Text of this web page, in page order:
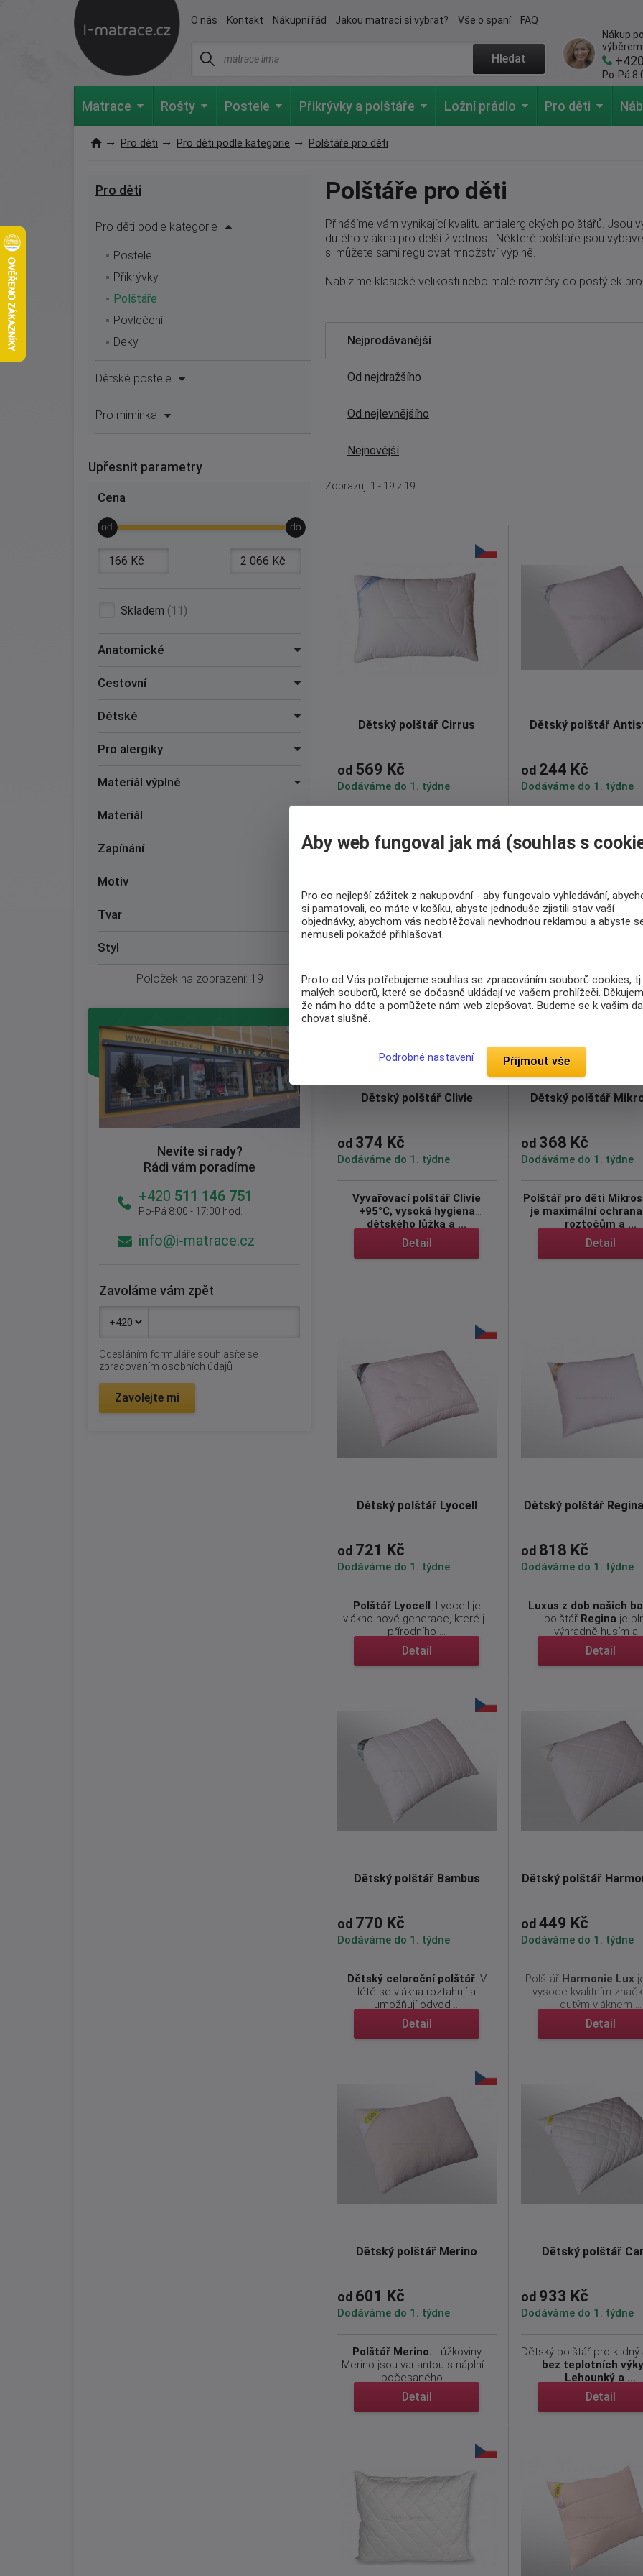
O nás Kontakt Nákupní řád Jakou matraci si vybrat? Vše o spaní FAQ
Hledat
Nákup
výběrem
+420
Po-Pá
Matrace Rošty Postele Přikrývky a polštáře Ložní prádlo Pro děti
Pro děti Pro děti podle kategorie Polštáře pro děti
Pro děti
Pro děti podle kategorie
Postele
Přikrývky
Polštáře
Povlečení
Deky
Dětské postele
Pro miminka
Upřesnit parametry
Cena
Skladem 11
Anatomické
Cestovní
Dětské
Pro alergiky
Materiál výplně
Materiál
Zapínání
Motiv
Tvar
Styl
Položek na zobrazení: 19
Nevíte si rady?
Rádi vám poradíme
+420 511 146 751
Po-Pá 8:00 - 17:00 hod.
info@i-matrace.cz
Zavoláme vám zpět
Odesláním formuláře souhlasíte se
zpracovaním osobních údajů
Zavolejte mi
Polštáře pro děti
Přinášíme vám vynikající kvalitu antialergických polštářů. Jsou
dutého vlákna pro delší životnost. Některé polštáře jsou
si můžete sami regulovat množství výplně.
Nabízíme klasické velikosti nebo malé rozměry do postýlek pro
Nejprodávanější
Od nejdražšího
Od nejlevnějšího
Nejnovější
Zobrazuji 1 - 19 z 19
Dětský polštář Cirrus
od 569 Kč
Dodáváme do 1. týdne
noci hodně potí, nabízí také ...
Dětský polštář
od 244 Kč
Dodáváme do 1. týdne
snižuje napětí . Přináší
Dětský polštář Clivie
od 374 Kč
Dodáváme do 1. týdne
Vyvařovací polštář Clivie
+95°C, vysoká hygiena
dětského lůžka a ...
Detail
Dětský polštář
od 368 Kč
Dodáváme do 1. týdne
Polštář pro děti
je maximální
roztočům a ...
Detail
Dětský polštář Lyocell
od 721 Kč
Dodáváme do 1. týdne
Polštář Lyocell. Lyocell je
vlákno nové generace, které je
přírodního ...
Detail
Dětský polštář
od 818 Kč
Dodáváme do 1. týdne
Luxus z dob našich
polštář Regina je
výhradně husím a
Detail
Dětský polštář Bambus
od 770 Kč
Dodáváme do 1. týdne
Dětský celoroční polštář. V
létě se vlákna roztahují a
umožňují odvod ...
Detail
Dětský polštář
od 449 Kč
Dodáváme do 1. týdne
Polštář Harmonie Lux
vysoce kvalitním
dutým vláknem ...
Detail
Dětský polštář Merino
od 601 Kč
Dodáváme do 1. týdne
Polštář Merino. Lůžkoviny
Merino jsou variantou s náplní z
počesaného ...
Detail
Dětský polštář
od 933 Kč
Dodáváme do 1. týdne
Dětský polštář pro klidný
bez teplotních
Lehounký a ...
Detail
Aby web fungoval jak má (souhlas s
Pro co nejlepší zážitek z nakupování - aby fungovalo vyhledávání,
si pamatovali, co máte v košíku, abyste jednoduše zjistili stav vaší
objednávky, abychom vás neobtěžovali nevhodnou reklamou a abyste
nemuseli pokaždé přihlašovat.
Proto od Vás potřebujeme souhlas se zpracováním souborů cookies, tj.
malých souborů, které se dočasně ukládají ve vašem prohlížeči.
že nám ho dáte a pomůžete nám web zlepšovat. Budeme se k vašim
chovat slušně.
Podrobné nastavení Přijmout vše